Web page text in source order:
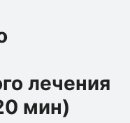
лечения
мин)